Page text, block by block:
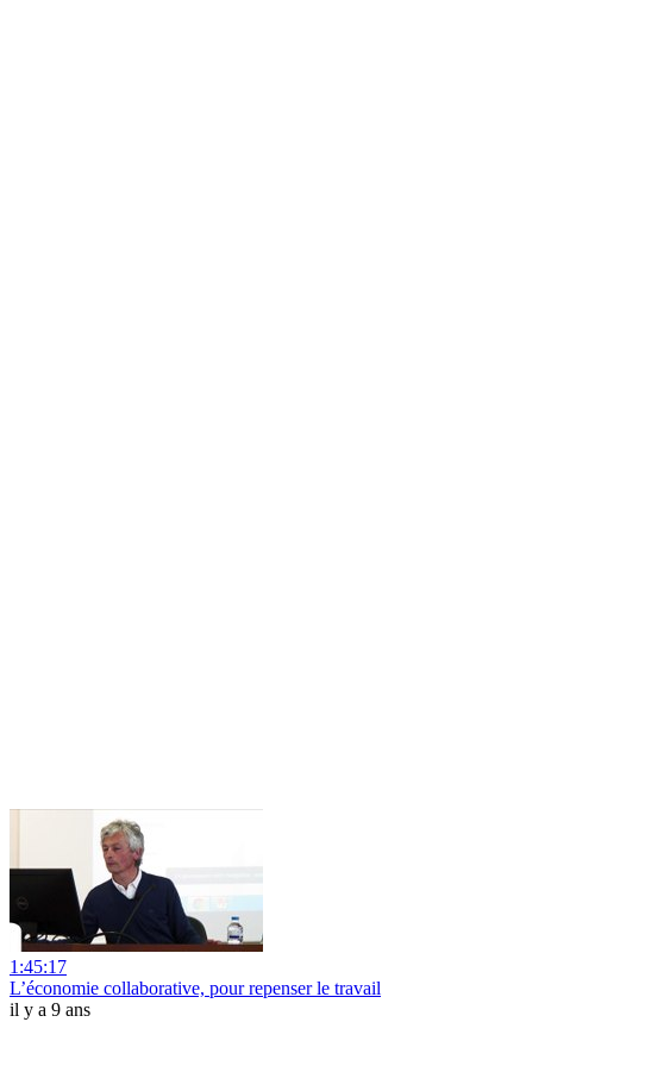
1:45:17
L’économie collaborative, pour repenser le travail
il y a 9 ans